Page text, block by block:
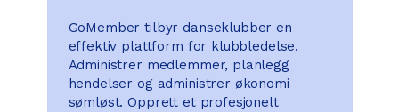
GoMember tilbyr danseklubber en
effektiv plattform for klubbledelse.
Administrer medlemmer, planlegg
hendelser og administrer økonomi
sømløst. Opprett et profesjonelt